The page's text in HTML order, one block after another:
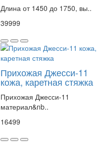
Длина от 1450 до 1750, вы..
39999
Прихожая Джесси-11
кожа, каретная стяжка
Прихожая Джесси-11
материал&nb..
16499